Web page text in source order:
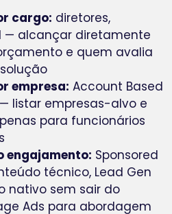
cargo: diretores,
— alcançar diretamente
e quem avalia
empresa: Account Based
listar empresas-alvo e
para funcionários
engajamento: Sponsored
técnico, Lead Gen
nativo sem sair do
Ads para abordagem